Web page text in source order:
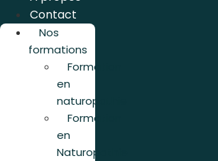
Contact
Nos
formations
Formation
en
naturopathie
Formation
en
Naturopathie